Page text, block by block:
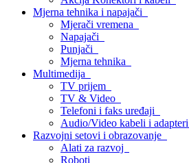
Mjerna tehnika i napajači
Mjerači vremena
Napajači
Punjači
Mjerna tehnika
Multimedija
TV prijem
TV & Video
Telefoni i faks uređaji
Audio/Video kabeli i adapteri
Razvojni setovi i obrazovanje
Alati za razvoj
Roboti